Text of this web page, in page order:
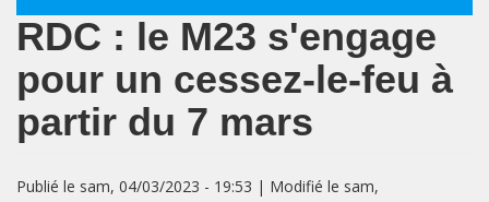
RDC : le M23 s'engage
pour un cessez-le-feu à
partir du 7 mars
Publié le sam, 04/03/2023 - 19:53 | Modifié le sam,